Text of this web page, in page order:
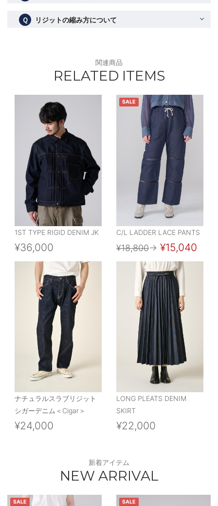
Ｑ リジットの縮み方について
関連商品
RELATED ITEMS
1ST TYPE RIGID DENIM JK
¥36,000
SALE
C/L LADDER LACE PANTS
¥18,800→ ¥15,040
ナチュラルスラブリジット
シガーデニム＜Cigar＞
¥24,000
LONG PLEATS DENIM
SKIRT
¥22,000
新着アイテム
NEW ARRIVAL
SALE SALE